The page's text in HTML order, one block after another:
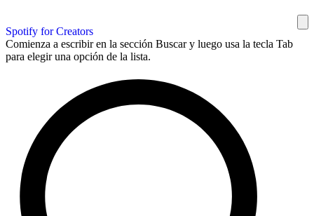
Spotify for Creators
Comienza a escribir en la sección Buscar y luego usa la tecla Tab
para elegir una opción de la lista.